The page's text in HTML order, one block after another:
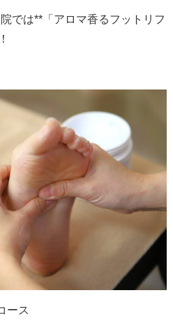
では**「アロマ香るフットリフ
ース